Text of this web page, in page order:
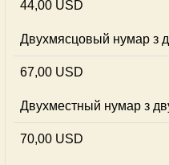
44,00 USD
Двухмясцовый нумар з
67,00 USD
Двухместный нумар з
70,00 USD